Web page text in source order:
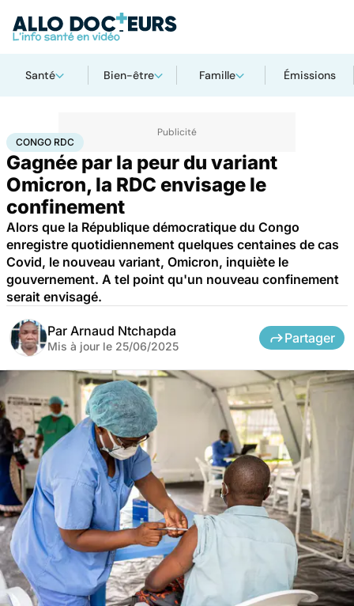
Santé Bien-être Famille Émissions
AccueilSantéMaladies Maladies infectieuses
CONGO RDC
Gagnée par la peur du variant
Omicron, la RDC envisage le
confinement
Alors que la République démocratique du Congo
enregistre quotidiennement quelques centaines de cas
Covid, le nouveau variant, Omicron, inquiète le
gouvernement. A tel point qu'un nouveau confinement
serait envisagé.
Par Arnaud Ntchapda
Mis à jour le 25/06/2025
Partager